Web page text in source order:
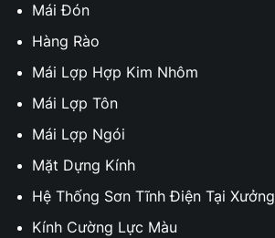
Mái Đón
Hàng Rào
Mái Lợp Hợp Kim Nhôm
Mái Lợp Tôn
Mái Lợp Ngói
Mặt Dựng Kính
Hệ Thống Sơn Tĩnh Điện Tại Xưởng
Kính Cường Lực Màu